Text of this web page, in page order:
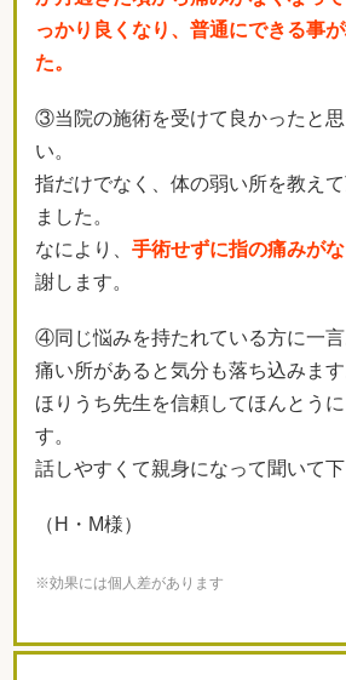
っかり良くなり、普通にできる事
た。
③当院の施術を受けて良かったと
い。
指だけでなく、体の弱い所を教え
ました。
なにより、 手術せずに指の痛みが
謝します。
④同じ悩みを持たれている方に一言
痛い所があると気分も落ち込みます
ほりうち先生を信頼してほんとう
す。
話しやすくて親身になって聞いて下
（H・M様）
※効果には個人差があります